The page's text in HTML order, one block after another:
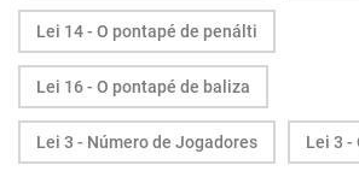
Lei 14 - O pontapé de penálti
Lei 16 - O pontapé de baliza
Lei 3 - Número de Jogadores Lei 3 -